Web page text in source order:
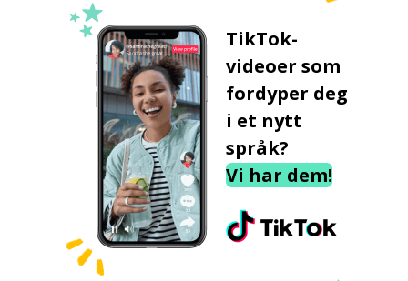
TikTok-
videoer som
fordyper deg
i et nytt
språk?
Vi har dem!